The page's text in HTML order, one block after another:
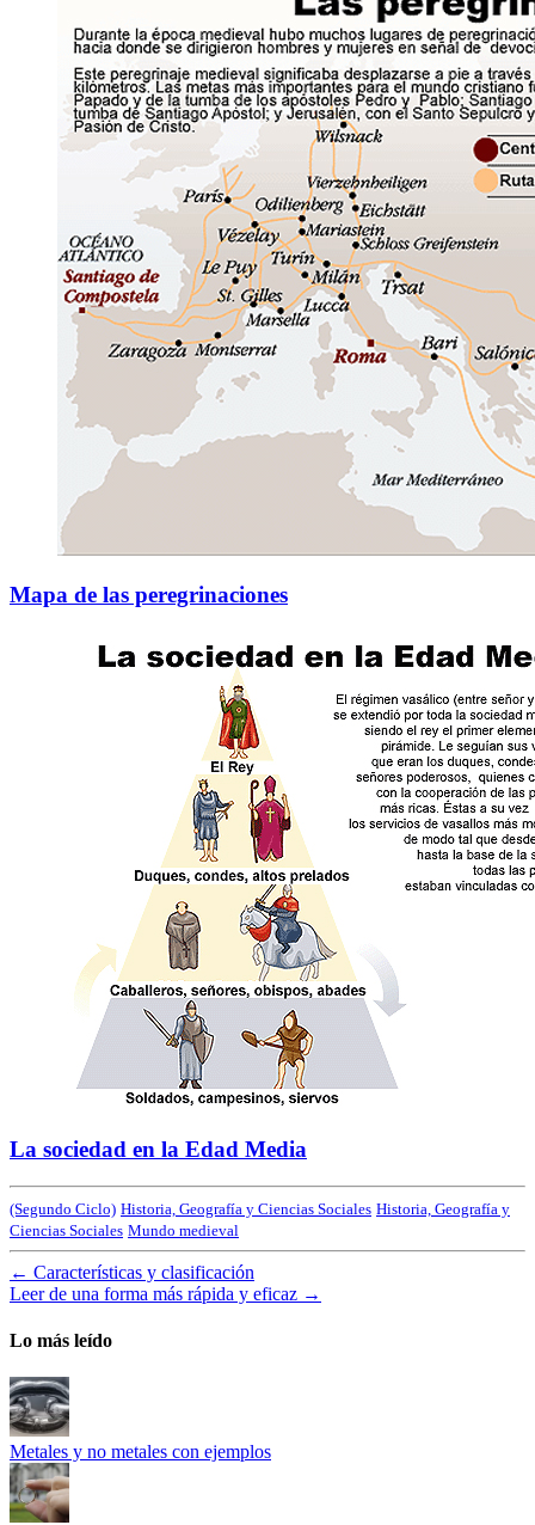
Mapa de las peregrinaciones
La sociedad en la Edad Media
(Segundo Ciclo) Historia, Geografía y Ciencias Sociales Historia, Geografía y
Ciencias Sociales Mundo medieval
← Características y clasificación
Leer de una forma más rápida y eficaz →
Lo más leído
Metales y no metales con ejemplos